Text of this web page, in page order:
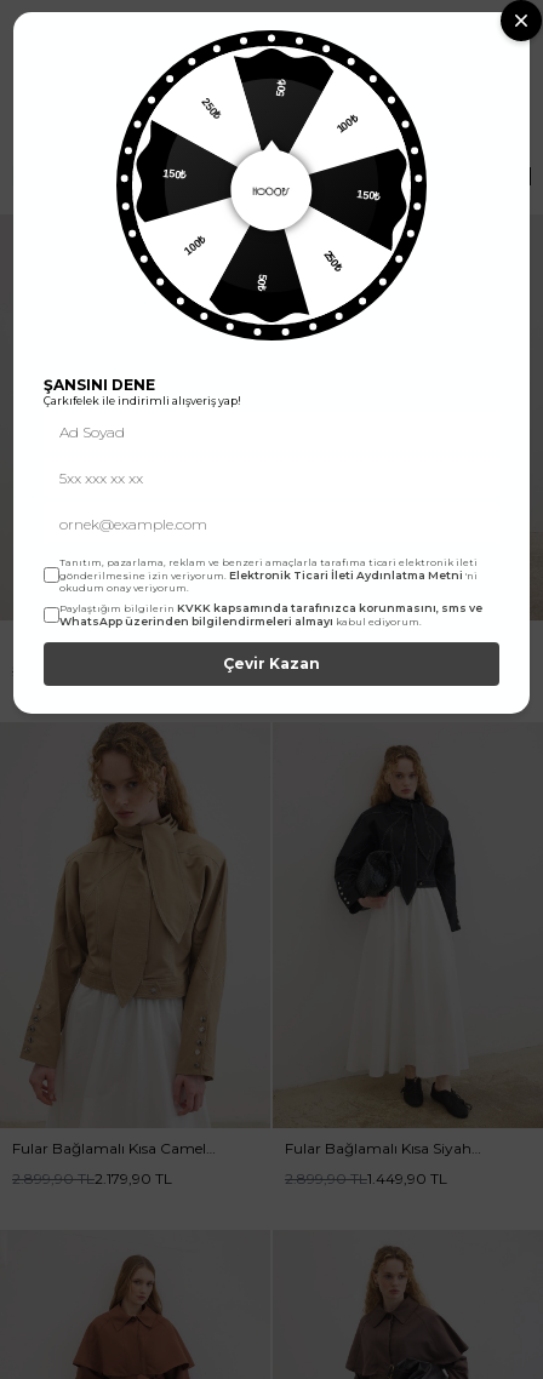
SIRALA
Fular Bağlamalı Kısa Taş Ceket
2.899,90
Fular Bağlamalı Kısa Kahve
Ceket
2.899,90
Fular Bağlamalı Kısa Camel
2.899,90TL2.179,90 TL
Fular Bağlamalı Kısa Siyah
2.899,90TL1.449,90 TL
100₺
250₺
100₺
250₺
ŞANSINI DENE
Çarkıfelek ile indirimli alışveriş yap!
Tanıtım, pazarlama, reklam ve benzeri amaçlarla tarafıma ticari elektronik ileti
gönderilmesine izin veriyorum.Elektronik Ticari İleti Aydınlatma Metni 'ni
okudum onay veriyorum.
Paylaştığım bilgilerinKVKK kapsamında tarafınızca korunmasını, sms ve
WhatsApp üzerinden bilgilendirmeleri almayı kabul ediyorum.
Çevir Kazan